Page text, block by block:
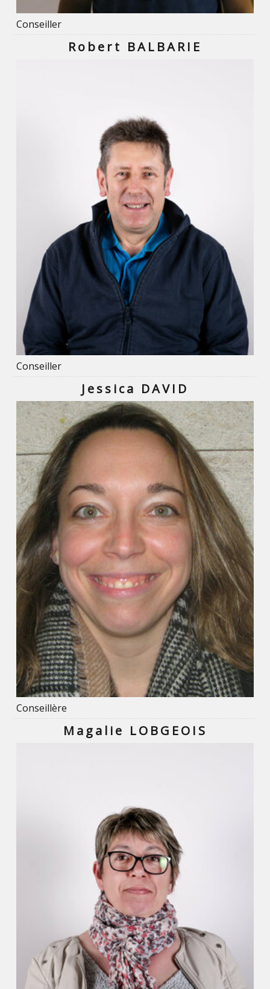
Conseiller
Robert BALBARIE
Conseiller
Jessica DAVID
Conseillère
Magalie LOBGEOIS